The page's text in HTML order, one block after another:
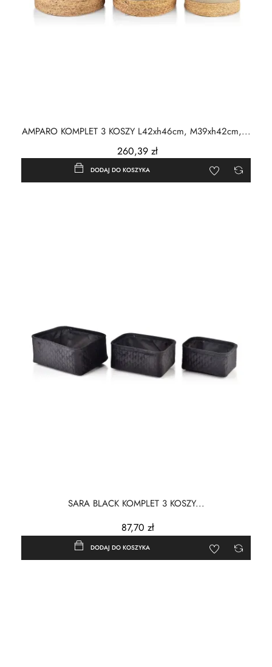
AMPARO KOMPLET 3 KOSZY L42xh46cm, M39xh42cm,...
260,39 zł
DODAJ DO KOSZYKA
SARA BLACK KOMPLET 3 KOSZY...
87,70 zł
DODAJ DO KOSZYKA